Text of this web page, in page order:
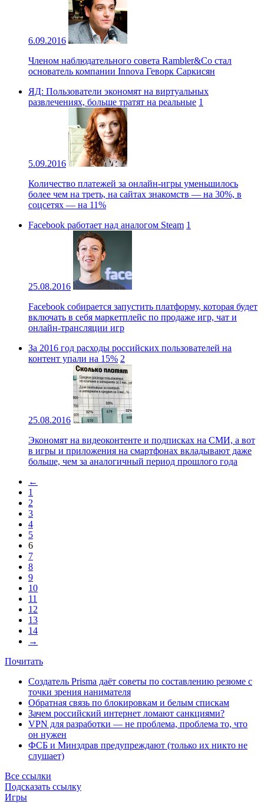
6.09.2016
Членом наблюдательного совета Rambler&Co стал
основатель компании Innova Геворк Саркисян
ЯД: Пользователи экономят на виртуальных
развлечениях, больше тратят на реальные 1
5.09.2016
Количество платежей за онлайн-игры уменьшилось
более чем на треть, на сайтах знакомств — на 30%, в
соцсетях — на 11%
Facebook работает над аналогом Steam 1
25.08.2016
Facebook собирается запустить платформу, которая будет
включать в себя маркетплейс по продаже игр, чат и
онлайн-трансляции игр
За 2016 год расходы российских пользователей на
контент упали на 15% 2
25.08.2016
Экономят на видеоконтенте и подписках на СМИ, а вот
в игры и приложения на смартфонах вкладывают даже
больше, чем за аналогичный период прошлого года
←
1
2
3
4
5
6
7
8
9
10
11
12
13
14
→
Почитать
Создатель Prisma даёт советы по составлению резюме с
точки зрения нанимателя
Обратная связь по блокировкам и белым спискам
Зачем российский интернет ломают санкциями?
VPN для разработки — не проблема, проблема то, что
он нужен
ФСБ и Минздрав предупреждают (только их никто не
слушает)
Все ссылки
Подсказать ссылку
Игры